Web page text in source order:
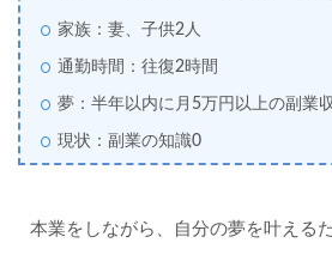
家族：妻、子供2人
通勤時間：往復2時間
夢：半年以内に月5万円以上の副業
現状：副業の知識0
本業をしながら、自分の夢を叶える